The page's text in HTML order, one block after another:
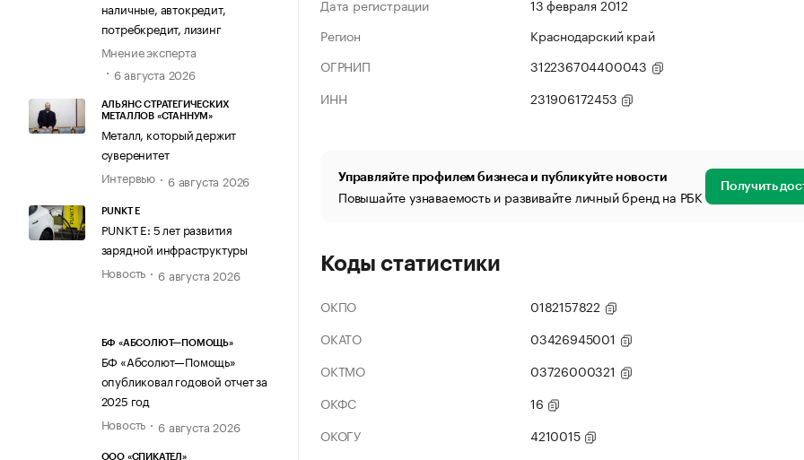
наличные, автокредит,
потребкредит, лизинг
Мнение эксперта
6 августа 2026
АЛЬЯНС СТРАТЕГИЧЕСКИХ
МЕТАЛЛОВ «СТАННУМ»
Металл, который держит
суверенитет
Интервью
6 августа 2026
PUNKT E
PUNKT E: 5 лет развития
зарядной инфраструктуры
Новость
6 августа 2026
БФ «АБСОЛЮТ—ПОМОЩЬ»
БФ «Абсолют—Помощь»
опубликовал годовой отчет за
2025 год
Новость
6 августа 2026
ООО «СПИКАТЕЛ»
Дата регистрации
13 февраля 2012
Регион
Краснодарский край
ОГРНИП
312236704400043
ИНН
231906172453
Управляйте профилем бизнеса и публикуйте новости
Повышайте узнаваемость и развивайте личный бренд на РБК Получить
Коды статистики
ОКПО
0182157822
ОКАТО
03426945001
ОКТМО
03726000321
ОКФС
16
ОКОГУ
4210015